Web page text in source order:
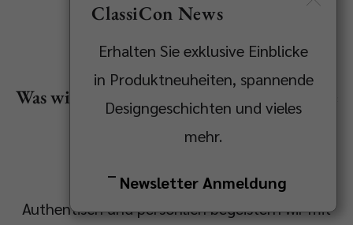
Über Uns
Was wirklich Qualität hat, entscheidet die
Zeit.
Authentisch und persönlich begeistern wir mit
ClassiCon News
Erhalten Sie exklusive Einblicke
in Produktneuheiten, spannende
Designgeschichten und vieles
mehr.
Newsletter Anmeldung